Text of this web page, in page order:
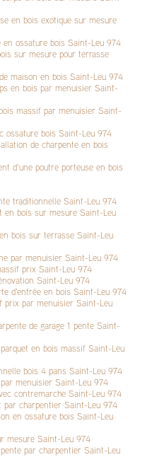
en bois exotique sur mesure
en ossature bois Saint-Leu 974
sur mesure pour terrasse
maison en bois Saint-Leu 974
en bois par menuisier Saint-
massif par menuisier Saint-
ossature bois Saint-Leu 974
de charpente en bois
d'une poutre porteuse en bois
traditionnelle Saint-Leu 974
en bois sur mesure Saint-Leu
bois sur terrasse Saint-Leu
par menuisier Saint-Leu 974
prix Saint-Leu 974
Saint-Leu 974
d'entrée en bois Saint-Leu 974
prix par menuisier Saint-Leu
de garage 1 pente Saint-
en bois massif Saint-Leu
bois 4 pans Saint-Leu 974
menuisier Saint-Leu 974
contremarche Saint-Leu 974
par charpentier Saint-Leu 974
en ossature bois Saint-Leu
mesure Saint-Leu 974
par charpentier Saint-Leu